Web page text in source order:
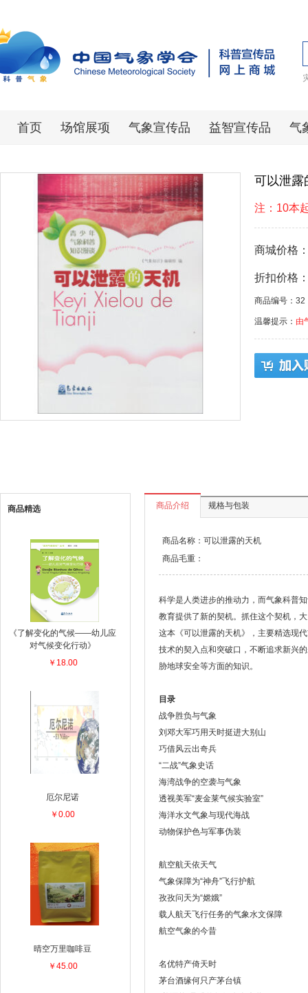
首页 场馆展项 气象宣传品 益智宣传品 气
可以泄露
注：10本
商城价格
折扣价格
商品编号：32
温馨提示： 由
商品精选
《了解变化的气候——幼儿应
对气候变化行动》
￥18.00
厄尔尼诺
￥0.00
晴空万里咖啡豆
￥45.00
商品介绍 规格与包装
商品名称：可以泄露的天机
商品毛重：
科学是人类进步的推动力，而气象科普
教育提供了新的契机。抓住这个契机，
这本《可以泄露的天机》，主要精选现
技术的契入点和突破口，不断追求新兴
胁地球安全等方面的知识。
目录
战争胜负与气象
刘邓大军巧用天时挺进大别山
巧借风云出奇兵
“二战”气象史话
海湾战争的空袭与气象
透视美军“麦金莱气候实验室”
海洋水文气象与现代海战
动物保护色与军事伪装
航空航天依天气
气象保障为“神舟”飞行护航
孜孜问天为“嫦娥”
载人航天飞行任务的气象水文保障
航空气象的今昔
名优特产倚天时
茅台酒缘何只产茅台镇